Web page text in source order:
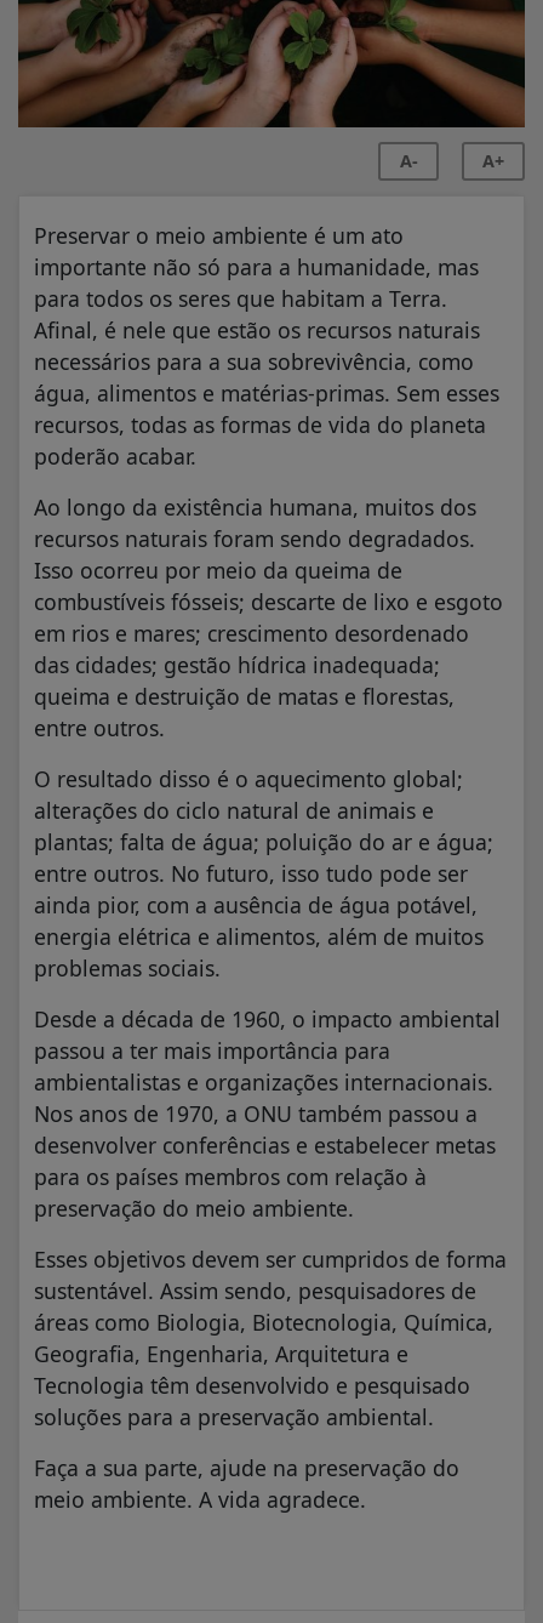
A- A+
Preservar o meio ambiente é um ato
importante não só para a humanidade, mas
para todos os seres que habitam a Terra.
Afinal, é nele que estão os recursos naturais
necessários para a sua sobrevivência, como
água, alimentos e matérias-primas. Sem esses
recursos, todas as formas de vida do planeta
poderão acabar.
Ao longo da existência humana, muitos dos
recursos naturais foram sendo degradados.
Isso ocorreu por meio da queima de
combustíveis fósseis; descarte de lixo e esgoto
em rios e mares; crescimento desordenado
das cidades; gestão hídrica inadequada;
queima e destruição de matas e florestas,
entre outros.
O resultado disso é o aquecimento global;
alterações do ciclo natural de animais e
plantas; falta de água; poluição do ar e água;
entre outros. No futuro, isso tudo pode ser
ainda pior, com a ausência de água potável,
energia elétrica e alimentos, além de muitos
problemas sociais.
Desde a década de 1960, o impacto ambiental
passou a ter mais importância para
ambientalistas e organizações internacionais.
Nos anos de 1970, a ONU também passou a
desenvolver conferências e estabelecer metas
para os países membros com relação à
preservação do meio ambiente.
Esses objetivos devem ser cumpridos de forma
sustentável. Assim sendo, pesquisadores de
áreas como Biologia, Biotecnologia, Química,
Geografia, Engenharia, Arquitetura e
Tecnologia têm desenvolvido e pesquisado
soluções para a preservação ambiental.
Faça a sua parte, ajude na preservação do
meio ambiente. A vida agradece.